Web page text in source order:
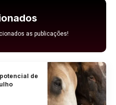
as publicações!
de